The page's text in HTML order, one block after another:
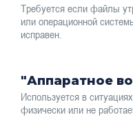
Требуется если файлы
или операционной
исправен.
"Аппаратное
Используется в
физически или не